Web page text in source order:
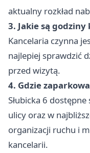
aktualny rozkład
3. Jakie są
Kancelaria czynna
najlepiej sprawdzić
przed wizytą.
4. Gdzie
Słubicka 6
ulicy oraz w
organizacji ruchu i
kancelarii.